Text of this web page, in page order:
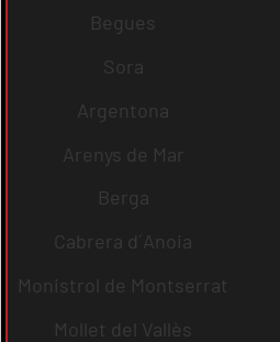
Begues
Sora
Argentona
Arenys de Mar
Berga
Cabrera d´Anoia
Monistrol de Montserrat
Mollet del Vallès